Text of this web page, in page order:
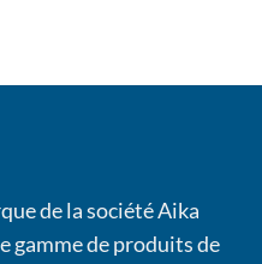
de la société Aika
gamme de produits de